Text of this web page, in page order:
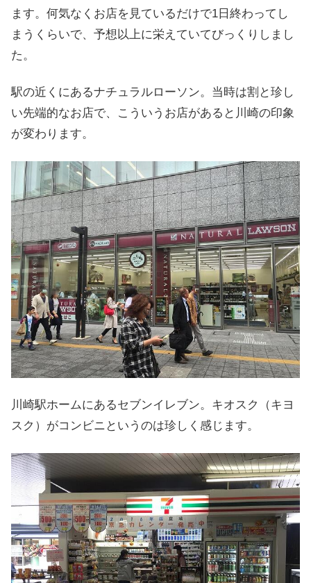
ます。何気なくお店を見ているだけで1日終わってし
まうくらいで、予想以上に栄えていてびっくりしまし
た。
駅の近くにあるナチュラルローソン。当時は割と珍し
い先端的なお店で、こういうお店があると川崎の印象
が変わります。
川崎駅ホームにあるセブンイレブン。キオスク（キヨ
スク）がコンビニというのは珍しく感じます。